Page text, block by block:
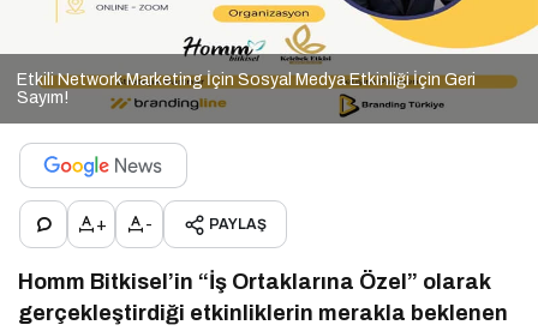
Etkili Network Marketing İçin Sosyal Medya Etkinliği İçin Geri
Sayım!
+ - PAYLAŞ
Homm Bitkisel’in “İş Ortaklarına Özel” olarak
gerçekleştirdiği etkinliklerin merakla beklenen